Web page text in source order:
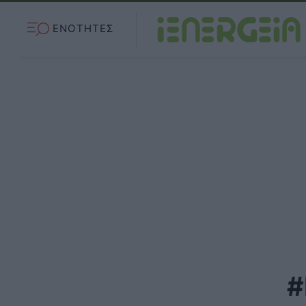
ΕΝΟΤΗΤΕΣ